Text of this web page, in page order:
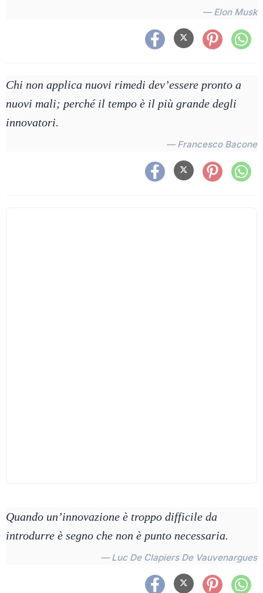
— Elon Musk
Chi non applica nuovi rimedi dev’essere pronto a
nuovi mali; perché il tempo è il più grande degli
innovatori.
— Francesco Bacone
Quando un’innovazione è troppo difficile da
introdurre è segno che non è punto necessaria.
— Luc De Clapiers De Vauvenargues